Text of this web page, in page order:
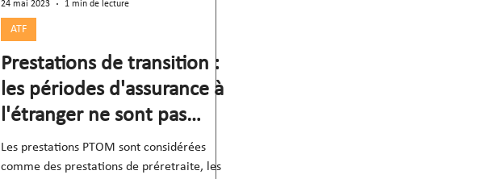
24 mai 2023 1 min de lecture
ATF
Prestations de transition :
les périodes d'assurance à
l'étranger ne sont pas
prises en compte
Les prestations PTOM sont considérées
comme des prestations de préretraite, les